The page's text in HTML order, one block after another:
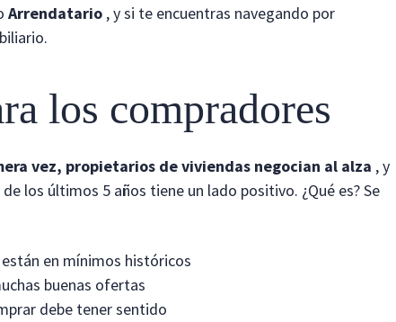
Arrendatario , y si te encuentras navegando por
los compradores
vez, propietarios de viviendas negocian al alza , y
los últimos 5 años tiene un lado positivo. ¿Qué es? Se
en mínimos históricos
buenas ofertas
debe tener sentido